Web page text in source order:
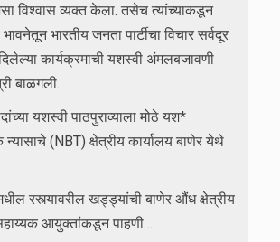
विश्वास व्यक्त केला. तसेच त्यांच्याकडून
भावनेतून भारतीय जनता पार्टीचा विचार सर्वदूर
कार्यक्रमाची यशस्वी अंमलबजावणी
बाळगली.
यशस्वी पाठपुराव्याला मोठे यश*
न्यासाचे (NBT) क्षेत्रीय कार्यालय बाणेर येथे
रस्त्यावरील खड्ड्यांची बाणेर औंध क्षेत्रीय
आयुक्तांकडून पाहणी…